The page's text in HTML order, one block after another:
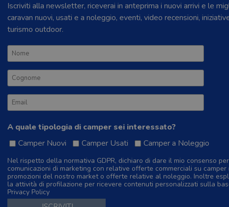
Iscriviti alla newsletter, riceverai in anteprima i nuovi arrivi e le
caravan nuovi, usati e a noleggio, eventi, video recensioni,
turismo outdoor.
A quale tipologia di camper sei interessato?
Camper Nuovi
Camper Usati Camper a Noleggio
Nel rispetto della normativa GDPR, dichiaro di dare il mio consenso
comunicazioni di marketing con relative offerte commerciali su camper
promozioni del nostro market o offerte relative al noleggio. Inoltre
la attività di profilazione per ricevere contenuti personalizzati sulla
Privacy Policy